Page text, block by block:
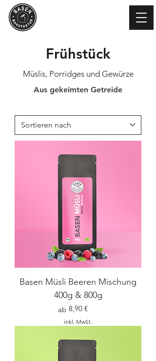
Frühstück
Müslis, Porridges und Gewürze
Aus gekeimten Getreide
Basen Müsli Beeren Mischung
400g & 800g
Preis
8,90 €
inkl. MwSt.
ab